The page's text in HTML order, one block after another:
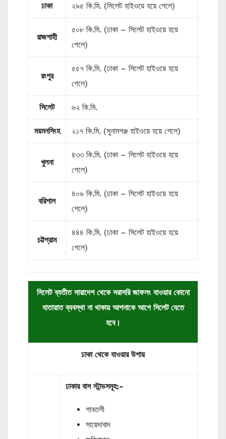
ঢাকা ২৯৫ কি.মি. (সিলেট হাইওয়ে হয়ে গেলে)
রাজশাহী
৫০৮ কি.মি. (ঢাকা – সিলেট হাইওয়ে হয়ে
গেলে)
রংপুর
৫৫৭ কি.মি. (ঢাকা – সিলেট হাইওয়ে হয়ে
গেলে)
সিলেট ৬২ কি.মি.
ময়মনসিংহ ২১৭ কি.মি. (সুনামগঞ্জ হাইওয়ে হয়ে গেলে)
খুলনা
৪৩৩ কি.মি. (ঢাকা – সিলেট হাইওয়ে হয়ে
গেলে)
বরিশাল
৪০৬ কি.মি. (ঢাকা – সিলেট হাইওয়ে হয়ে
গেলে)
চট্টগ্রাম
৪৪৪ কি.মি. (ঢাকা – সিলেট হাইওয়ে হয়ে
গেলে)
সিলেট ব্যতীত সারাদেশ থেকে সরাসরি জাফলং যাওয়ার কোনো
যাতায়াত ব্যবস্থা না থাকায় আপনাকে আগে সিলেট যেতে
হবে।
ঢাকা থেকে যাওয়ার উপায়
ঢাকার বাস স্টান্ডসমূহ:-
গাবতলী
সায়েদাবাদ